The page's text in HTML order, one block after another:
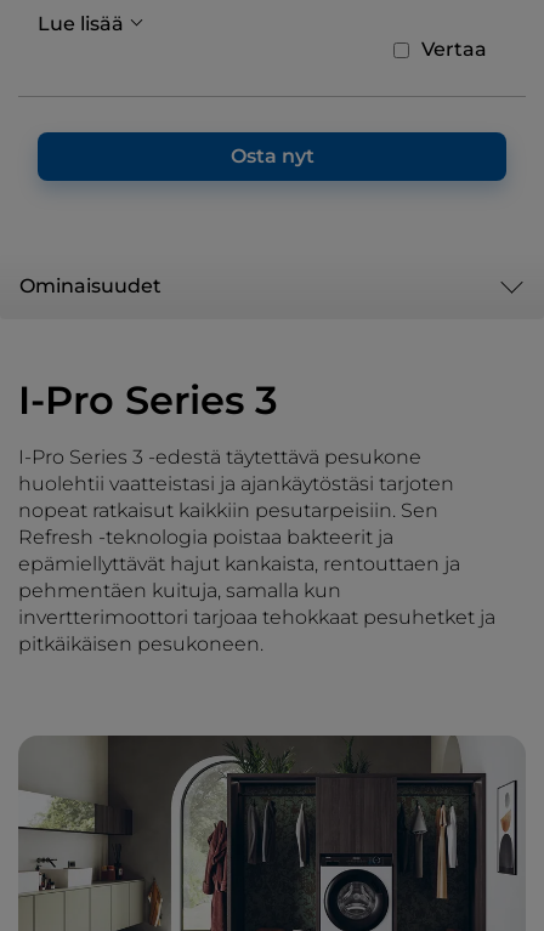
Lue lisää
Vertaa
Osta nyt
Ominaisuudet
I-Pro Series 3
I-Pro Series 3 -edestä täytettävä pesukone
huolehtii vaatteistasi ja ajankäytöstäsi tarjoten
nopeat ratkaisut kaikkiin pesutarpeisiin. Sen
Refresh -teknologia poistaa bakteerit ja
epämiellyttävät hajut kankaista, rentouttaen ja
pehmentäen kuituja, samalla kun
invertterimoottori tarjoaa tehokkaat pesuhetket ja
pitkäikäisen pesukoneen.